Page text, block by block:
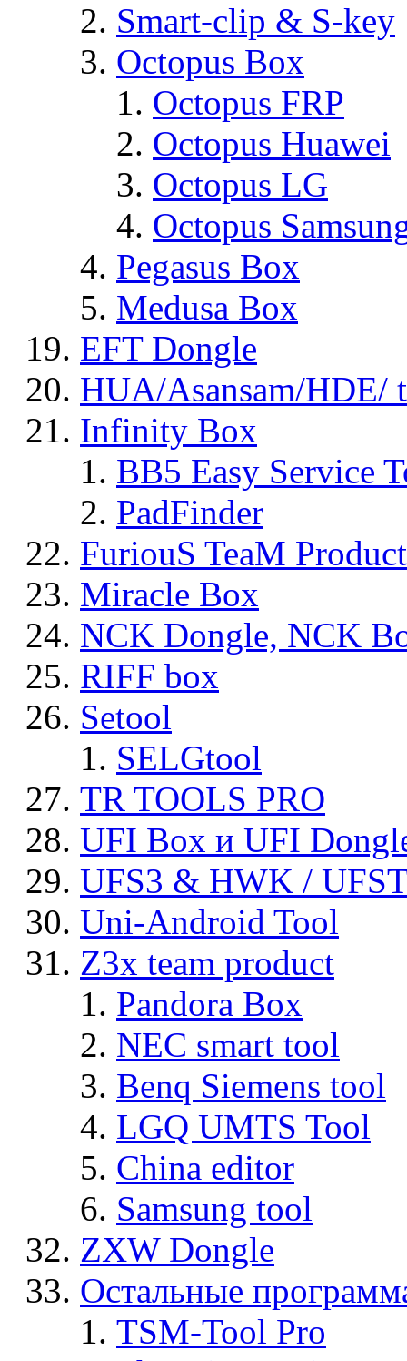
Smart-clip & S-key
Octopus Box
Octopus FRP
Octopus Huawei
Octopus LG
Octopus
Pegasus Box
Medusa Box
EFT Dongle
HUA/Asansam/HDE/
Infinity Box
BB5 Easy Service
PadFinder
FuriouS TeaM
Miracle Box
NCK Dongle, NCK
RIFF box
Setool
SELGtool
TR TOOLS PRO
UFI Box и UFI
UFS3 & HWK /
Uni-Android Tool
Z3x team product
Pandora Box
NEC smart tool
Benq Siemens tool
LGQ UMTS Tool
China editor
Samsung tool
ZXW Dongle
Остальные
TSM-Tool Pro